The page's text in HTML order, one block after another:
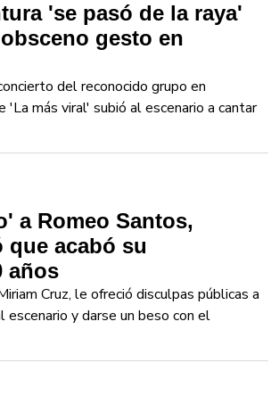
'se pasó de la raya'
gesto en
del reconocido grupo en
'La más viral' subió al escenario a cantar
a Romeo Santos,
acabó su
años
Cruz, le ofreció disculpas públicas a
escenario y darse un beso con el